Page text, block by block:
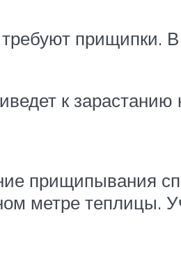
прищипки.
к зарастанию
прищипывания
метре